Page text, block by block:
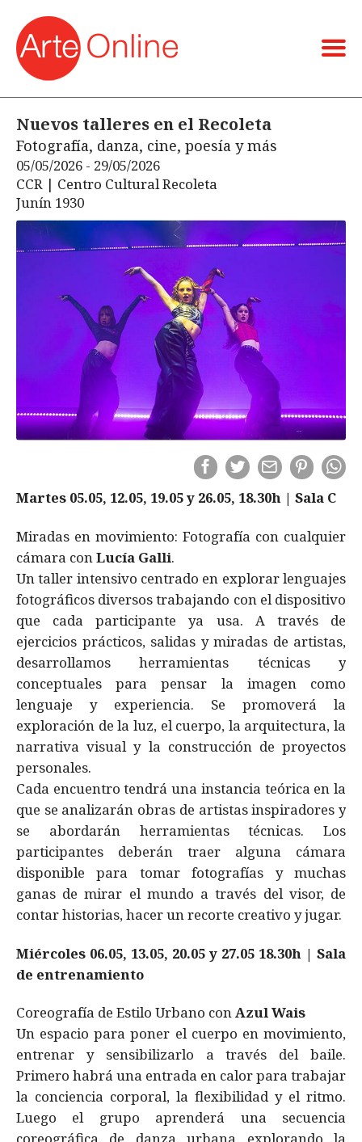
Nuevos talleres en el Recoleta
Fotografía, danza, cine, poesía y más
05/05/2026 - 29/05/2026
CCR | Centro Cultural Recoleta
Junín 1930
Martes 05.05, 12.05, 19.05 y 26.05, 18.30h | Sala C
Miradas en movimiento: Fotografía con cualquier
cámara conLucía Galli.
Un taller intensivo centrado en explorar lenguajes
fotográficos diversos trabajando con el dispositivo
que cada participante ya usa. A través de
ejercicios prácticos, salidas y miradas de artistas,
desarrollamos herramientas técnicas y
conceptuales para pensar la imagen como
lenguaje y experiencia. Se promoverá la
exploración de la luz, el cuerpo, la arquitectura, la
narrativa visual y la construcción de proyectos
personales.
Cada encuentro tendrá una instancia teórica en la
que se analizarán obras de artistas inspiradores y
se abordarán herramientas técnicas. Los
participantes deberán traer alguna cámara
disponible para tomar fotografías y muchas
ganas de mirar el mundo a través del visor, de
contar historias, hacer un recorte creativo y jugar.
Miércoles 06.05, 13.05, 20.05 y 27.05 18.30h | Sala
de entrenamiento
Coreografía de Estilo Urbano conAzul Wais
Un espacio para poner el cuerpo en movimiento,
entrenar y sensibilizarlo a través del baile.
Primero habrá una entrada en calor para trabajar
la conciencia corporal, la flexibilidad y el ritmo.
Luego el grupo aprenderá una secuencia